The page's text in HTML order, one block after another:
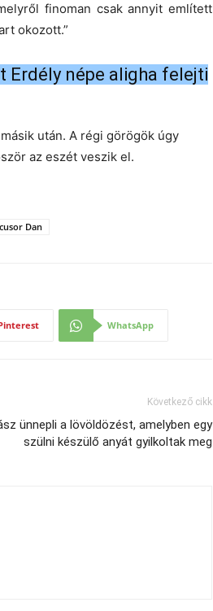
finoman csak annyit említett
okozott.”
Erdély népe aligha felejti
után. A régi görögök úgy
az eszét veszik el.
Dan
WhatsApp
Következő cikk
ünnepli a lövöldözést, amelyben egy
szülni készülő anyát gyilkoltak meg